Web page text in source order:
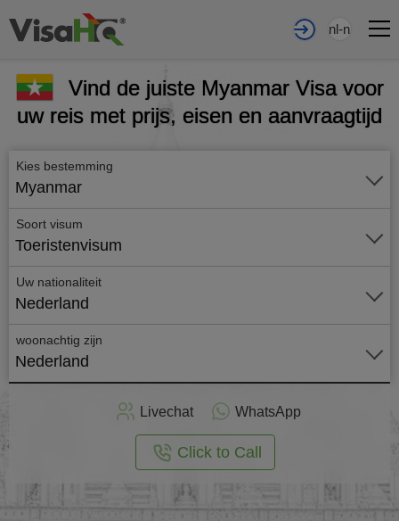
nl-nl
Vind de juiste Myanmar Visa voor
uw reis met prijs, eisen en aanvraagtijd
Kies bestemming
Myanmar
Soort visum
Toeristenvisum
Uw nationaliteit
Nederland
woonachtig zijn
Nederland
aan
Livechat WhatsApp
Click to Call